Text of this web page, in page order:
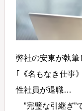
弊社の安東が執筆
｢《名もなき仕事
性社員が退職…
”完璧な引継ぎ”